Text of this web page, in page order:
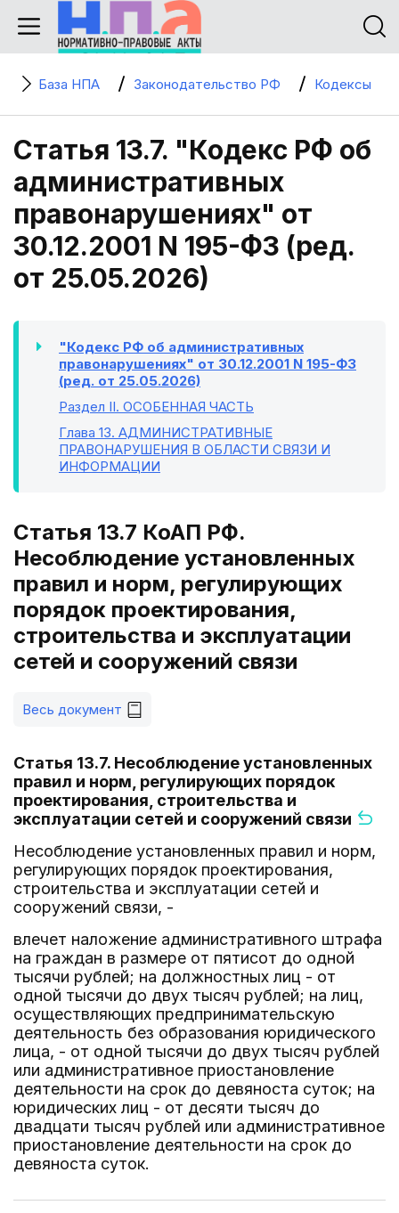
База НПА Законодательство РФ Кодексы
Статья 13.7. "Кодекс РФ об
административных
правонарушениях" от
30.12.2001 N 195-ФЗ (ред.
от 25.05.2026)
"Кодекс РФ об административных
правонарушениях" от 30.12.2001 N 195-ФЗ
(ред. от 25.05.2026)
Раздел II. ОСОБЕННАЯ ЧАСТЬ
Глава 13. АДМИНИСТРАТИВНЫЕ
ПРАВОНАРУШЕНИЯ В ОБЛАСТИ СВЯЗИ И
ИНФОРМАЦИИ
Статья 13.7 КоАП РФ.
Несоблюдение установленных
правил и норм, регулирующих
порядок проектирования,
строительства и эксплуатации
сетей и сооружений связи
Весь документ
Статья 13.7. Несоблюдение установленных
правил и норм, регулирующих порядок
проектирования, строительства и
эксплуатации сетей и сооружений связи
Несоблюдение установленных правил и норм,
регулирующих порядок проектирования,
строительства и эксплуатации сетей и
сооружений связи, -
влечет наложение административного штрафа
на граждан в размере от пятисот до одной
тысячи рублей; на должностных лиц - от
одной тысячи до двух тысяч рублей; на лиц,
осуществляющих предпринимательскую
деятельность без образования юридического
лица, - от одной тысячи до двух тысяч рублей
или административное приостановление
деятельности на срок до девяноста суток; на
юридических лиц - от десяти тысяч до
двадцати тысяч рублей или административное
приостановление деятельности на срок до
девяноста суток.